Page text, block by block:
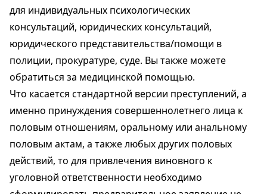
для индивидуальных психологических
консультаций, юридических консультаций,
юридического представительства/помощи в
полиции, прокуратуре, суде. Вы также можете
обратиться за медицинской помощью.
Что касается стандартной версии преступлений, а
именно принуждения совершеннолетнего лица к
половым отношениям, оральному или анальному
половым актам, а также любых других половых
действий, то для привлечения виновного к
уголовной ответственности необходимо